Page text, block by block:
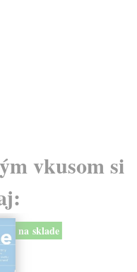
vkusom si
na sklade